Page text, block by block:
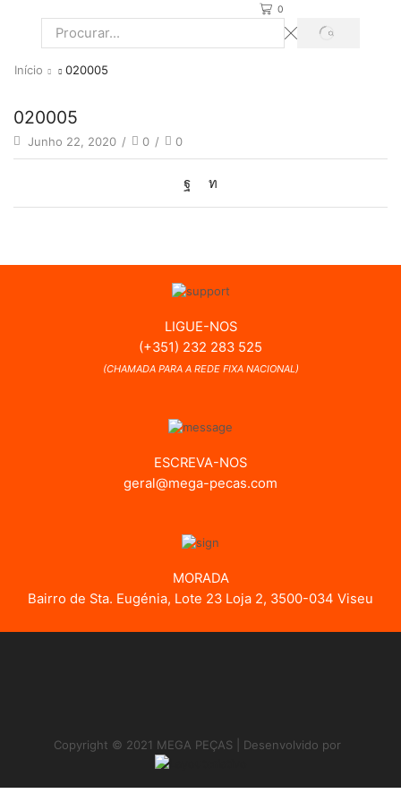
0
Search
PROCURAR
Início 020005
020005
Junho 22, 2020 / 0 / 0
LIGUE-NOS
(+351) 232 283 525
(CHAMADA PARA A REDE FIXA NACIONAL)
ESCREVA-NOS
geral@mega-pecas.com
MORADA
Bairro de Sta. Eugénia, Lote 23 Loja 2, 3500-034 Viseu
Copyright © 2021 MEGA PEÇAS | Desenvolvido por